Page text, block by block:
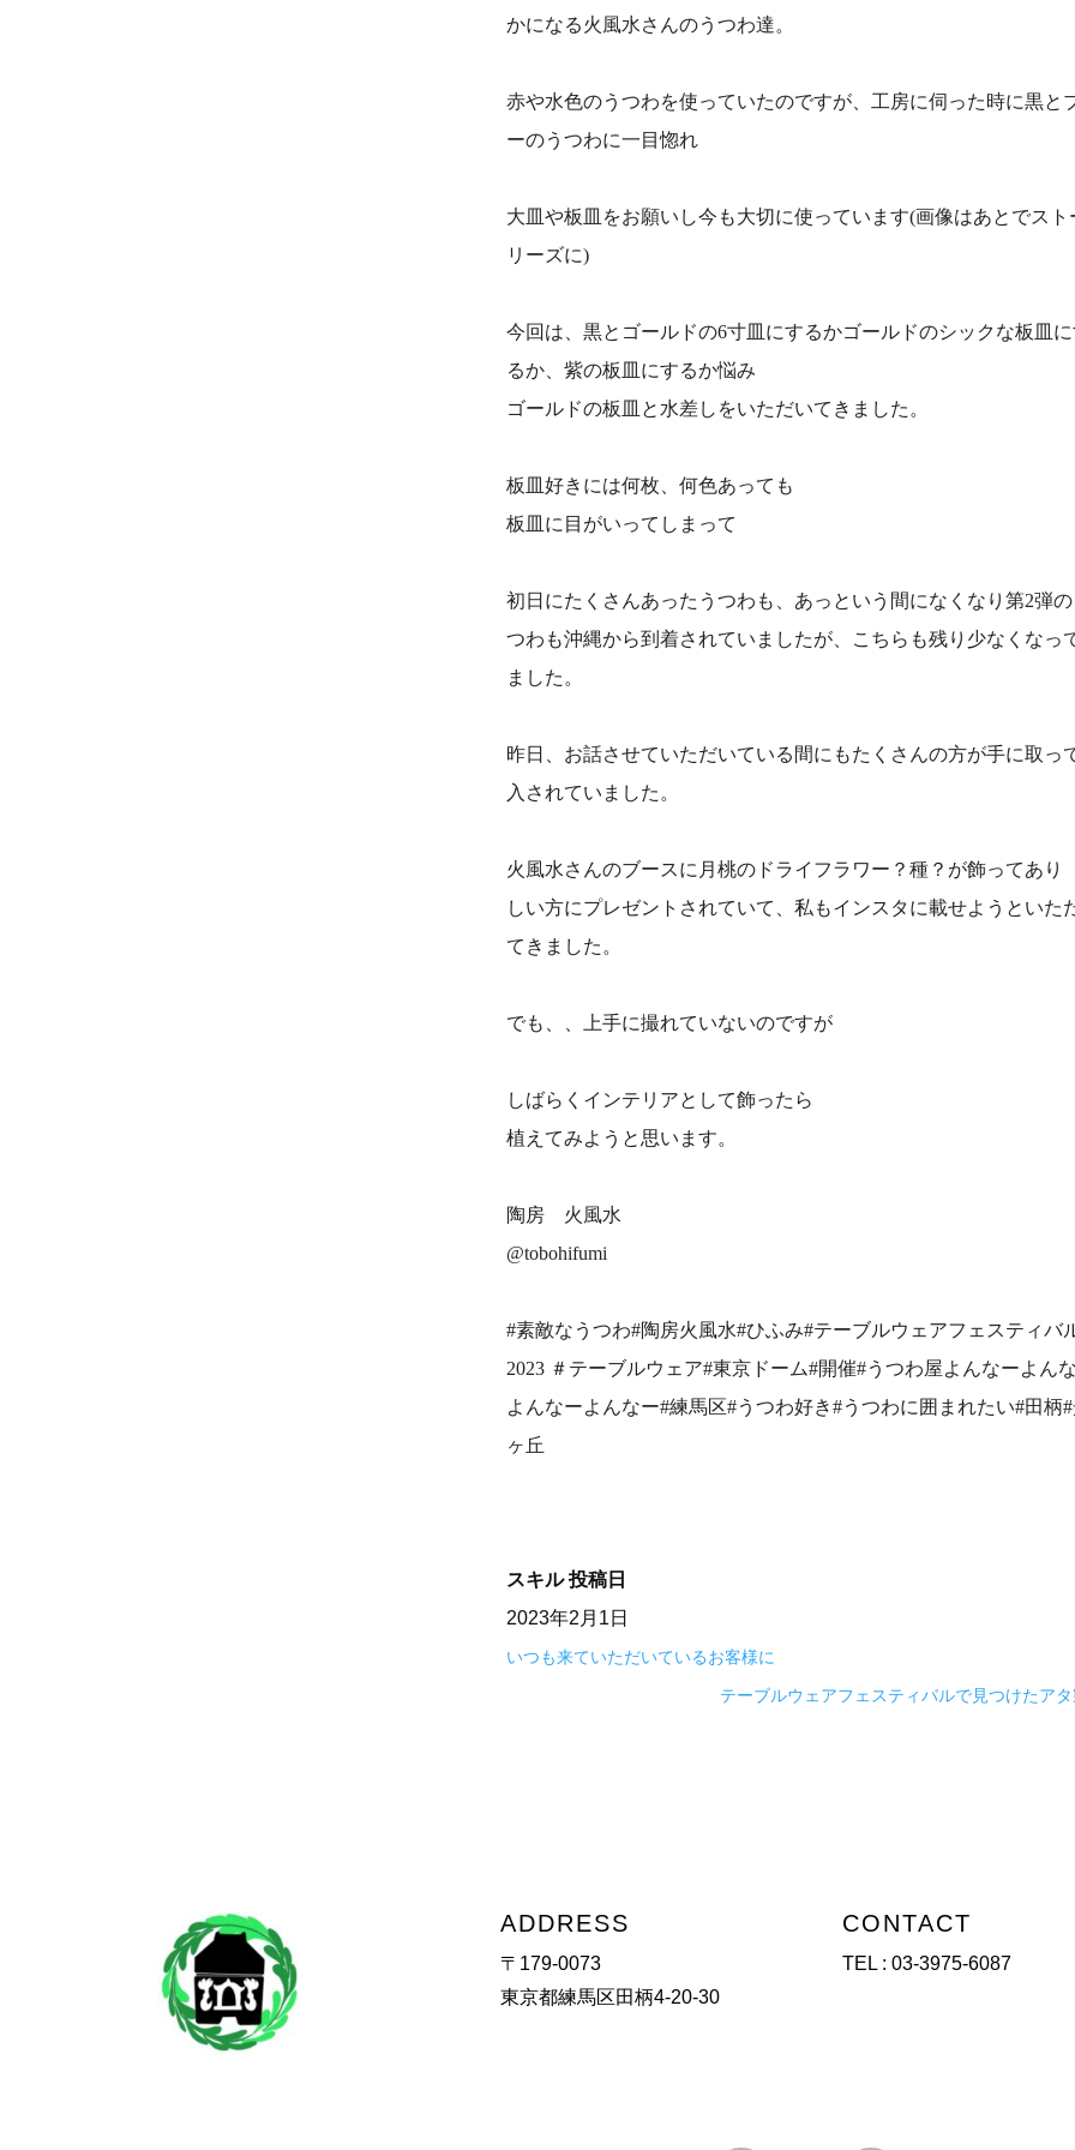
かになる火風水さんのうつわ達。
赤や水色のうつわを使っていたのですが、工房に伺った時に黒と
ーのうつわに一目惚れ
大皿や板皿をお願いし今も大切に使っています(画像はあとでスト
リーズに)
今回は、黒とゴールドの6寸皿にするかゴールドのシックな板皿に
るか、紫の板皿にするか悩み
ゴールドの板皿と水差しをいただいてきました。
板皿好きには何枚、何色あっても
板皿に目がいってしまって
初日にたくさんあったうつわも、あっという間になくなり第2弾の
つわも沖縄から到着されていましたが、こちらも残り少なくなっ
ました。
昨日、お話させていただいている間にもたくさんの方が手に取っ
入されていました。
火風水さんのブースに月桃のドライフラワー？種？が飾ってあ
しい方にプレゼントされていて、私もインスタに載せようといた
てきました。
でも、、上手に撮れていないのですが
しばらくインテリアとして飾ったら
植えてみようと思います。
陶房 火風水
@tobohifumi
#素敵なうつわ#陶房火風水#ひふみ#テーブルウェアフェスティバ
2023 ＃テーブルウェア#東京ドーム#開催#うつわ屋よんなーよん
よんなーよんなー#練馬区#うつわ好き#うつわに囲まれたい#田柄
ヶ丘
スキル 投稿日
2023年2月1日
いつも来ていただいているお客様に
テーブルウェアフェスティバルで見つけたア
ADDRESS
〒179-0073
東京都練馬区田柄4-20-30
CONTACT
TEL : 03-3975-6087